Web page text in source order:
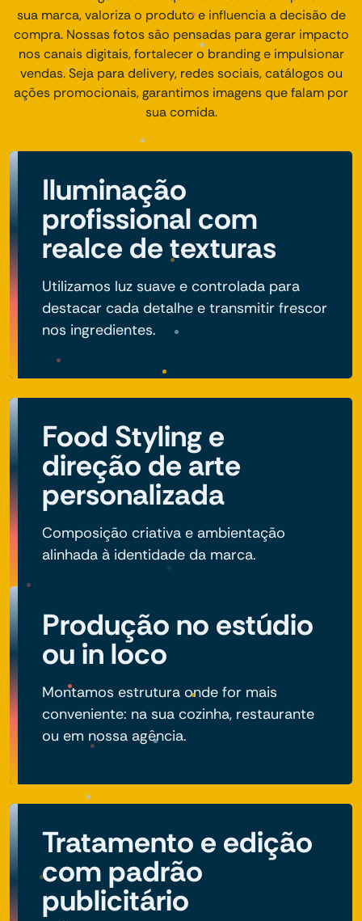
sua marca, valoriza o produto e influencia a decisão de
compra. Nossas fotos são pensadas para gerar impacto
nos canais digitais, fortalecer o branding e impulsionar
vendas. Seja para delivery, redes sociais, catálogos ou
ações promocionais, garantimos imagens que falam por
sua comida.
Iluminação
profissional com
realce de texturas
Utilizamos luz suave e controlada para
destacar cada detalhe e transmitir frescor
nos ingredientes.
Food Styling e
direção de arte
personalizada
Composição criativa e ambientação
alinhada à identidade da marca.
Produção no estúdio
ou in loco
Montamos estrutura onde for mais
conveniente: na sua cozinha, restaurante
ou em nossa agência.
Tratamento e edição
com padrão
publicitário